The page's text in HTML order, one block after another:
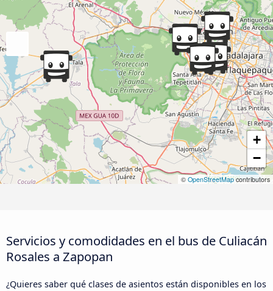
+
−
© OpenStreetMapcontributors
Servicios y comodidades en el bus de Culiacán
Rosales a Zapopan
¿Quieres saber qué clases de asientos están disponibles en los